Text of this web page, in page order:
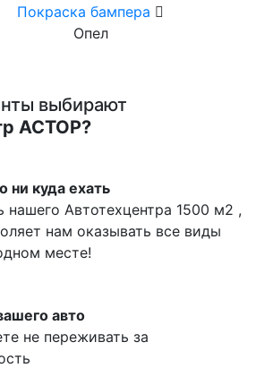
Покраска бампера
Опел
выбирают
АСТОР?
ни куда ехать
нашего Автотехцентра 1500 м2 ,
нам оказывать все виды
месте!
авто
не переживать за